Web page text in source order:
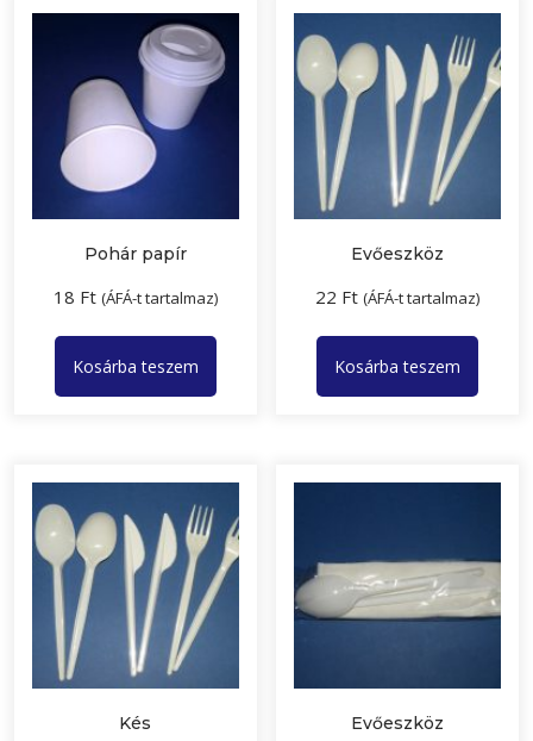
Pohár papír
18 Ft (ÁFÁ-t tartalmaz)
Kosárba teszem
Evőeszköz
22 Ft (ÁFÁ-t tartalmaz)
Kosárba teszem
Kés Evőeszköz